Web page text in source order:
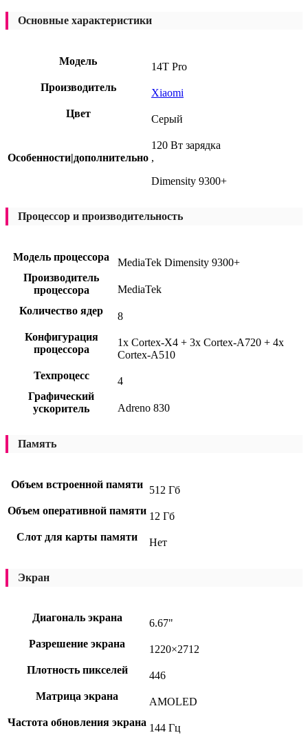
Основные характеристики
Модель
14T Pro
Производитель
Xiaomi
Цвет
Серый
Особенности|дополнительно
120 Вт зарядка
,
Dimensity 9300+
Процессор и производительность
Модель процессора
MediaTek Dimensity 9300+
Производитель
процессора
MediaTek
Количество ядер
8
Конфигурация
процессора
1x Cortex-X4 + 3x Cortex-A720 + 4x
Cortex-A510
Техпроцесс
4
Графический
ускоритель
Adreno 830
Память
Объем встроенной памяти 512 Гб
Объем оперативной памяти 12 Гб
Слот для карты памяти
Нет
Экран
Диагональ экрана
6.67"
Разрешение экрана
1220×2712
Плотность пикселей
446
Матрица экрана
AMOLED
Частота обновления экрана 144 Гц